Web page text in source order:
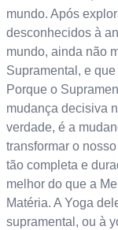
mundo. Após
desconhecidos à
mundo, ainda não
Supramental, e
Porque o
mudança decisiva
verdade, é a
transformar o
tão completa e
melhor do que a
Matéria. A Yoga
supramental, ou à